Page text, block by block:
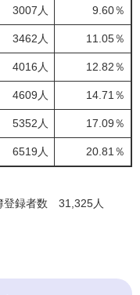
3007人 9.60％
3462人 11.05％
4016人 12.82％
4609人 14.71％
5352人 17.09％
6519人 20.81％
登録者数 31,325人